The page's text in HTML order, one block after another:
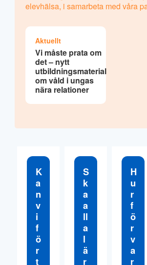
elevhälsa, i samarbeta med våra
Aktuellt
Vi måste prata om
det – nytt
utbildningsmaterial
om våld i ungas
nära relationer
K
a
n
v
i
f
ö
r
t
S
k
a
a
ll
a
l
ä
r
H
u
r
f
ö
r
v
a
r